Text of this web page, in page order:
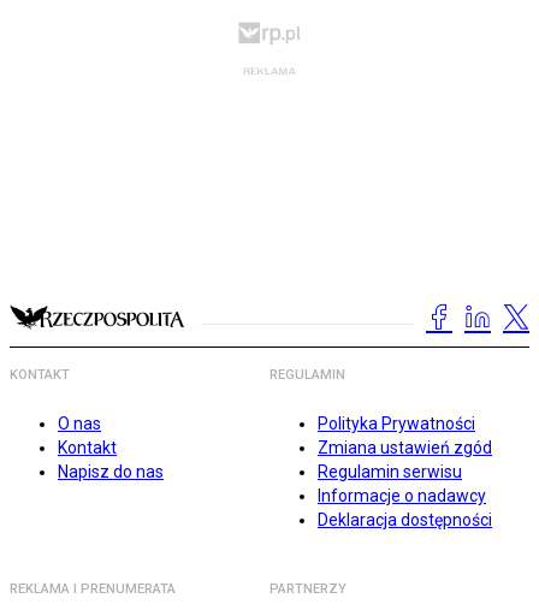
KONTAKT
O nas
Kontakt
Napisz do nas
REGULAMIN
Polityka Prywatności
Zmiana ustawień zgód
Regulamin serwisu
Informacje o nadawcy
Deklaracja dostępności
REKLAMA I PRENUMERATA PARTNERZY